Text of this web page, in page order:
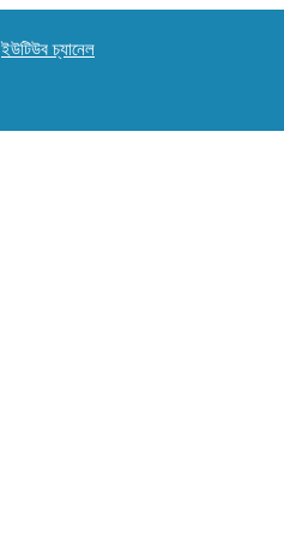
ইউটিউব চ্যানেল